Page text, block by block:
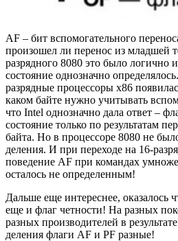
AF – бит вспомогательного
произошел ли перенос из младшей
разрядного 8080 это было логично
состояние однозначно
разрядные процессоры x86
каком байте нужно учитывать
что Intel однозначно дала ответ –
состояние только по результатам
байта. Но в процессоре 8080 не
деления. И при переходе на 16-
поведение AF при командах
осталось не определенным!
Дальше еще интереснее, оказалось
еще и флаг четности! На разных
разных производителей в
деления флаги AF и PF разные!